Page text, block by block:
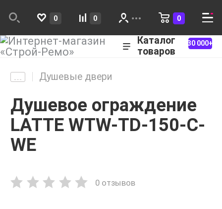
0 0 0
Каталог
товаров
30 000+
Душевые двери
Душевое ограждение
LATTE WTW-TD-150-C-
WE
0 отзывов